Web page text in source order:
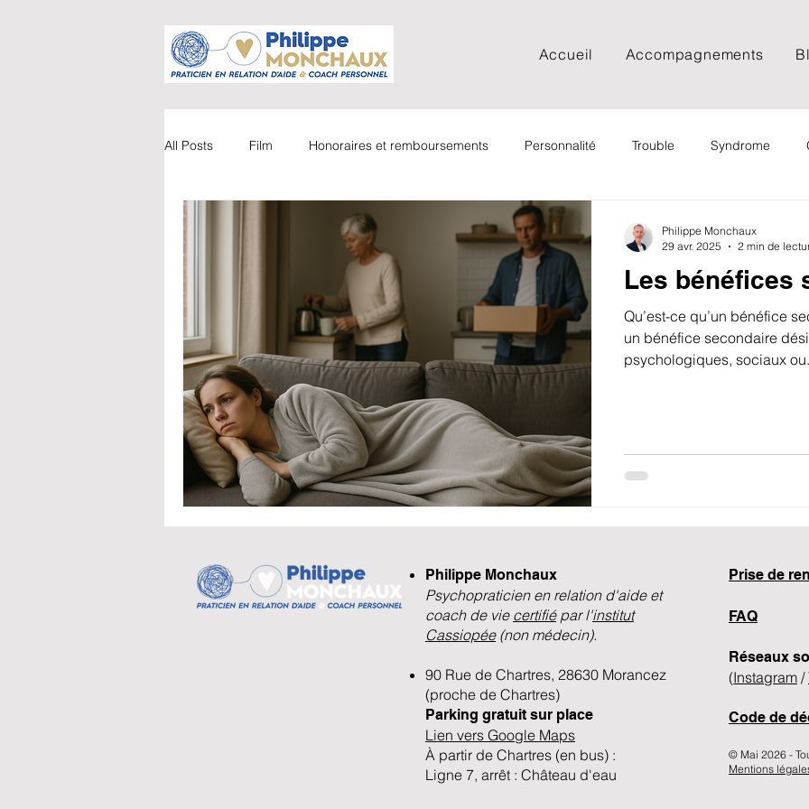
Accueil Accompagnements
All Posts Film Honoraires et remboursements Personnalité Trouble Syndrome
Vidéo Spiritualité
Webinaire Adolescent Adulte FAQ Film Podcast
Coaching Livre Couple Cancer Deuil EMDR EFT Spiritualité
Les bénéfices
Qu’est-ce qu’un bénéfice
un bénéfice secondaire désigne les avantages
psychologiques, sociaux
Philippe Monchaux
29 avr. 2025
2 min de
Philippe Monchaux
Psychopraticien en relation d'aide et
coach de vie certifiépar l'institut
Cassiopée(non médecin).
90 Rue de Chartres, 28630 Morancez
(proche de Chartres)
Parking gratuit sur place
Lien vers Google Maps
À partir de Chartres (en bus) :
Ligne 7, arrêt : Château d'eau
​Prise de
FAQ
Réseaux
(Instagram /
Code de
© Mai 2026 -
Mentions